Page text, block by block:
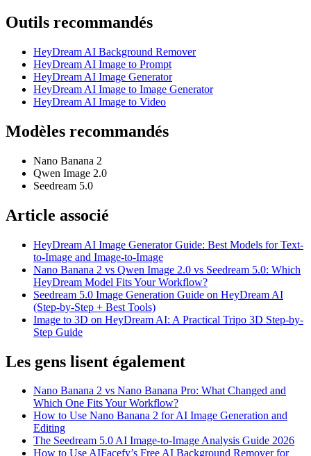
Outils recommandés
HeyDream AI Background Remover
HeyDream AI Image to Prompt
HeyDream AI Image Generator
HeyDream AI Image to Image Generator
HeyDream AI Image to Video
Modèles recommandés
Nano Banana 2
Qwen Image 2.0
Seedream 5.0
Article associé
HeyDream AI Image Generator Guide: Best Models for Text-
to-Image and Image-to-Image
Nano Banana 2 vs Qwen Image 2.0 vs Seedream 5.0: Which
HeyDream Model Fits Your Workflow?
Seedream 5.0 Image Generation Guide on HeyDream AI
(Step-by-Step + Best Tools)
Image to 3D on HeyDream AI: A Practical Tripo 3D Step-by-
Step Guide
Les gens lisent également
Nano Banana 2 vs Nano Banana Pro: What Changed and
Which One Fits Your Workflow?
How to Use Nano Banana 2 for AI Image Generation and
Editing
The Seedream 5.0 AI Image-to-Image Analysis Guide 2026
How to Use AIFacefy’s Free AI Background Remover for